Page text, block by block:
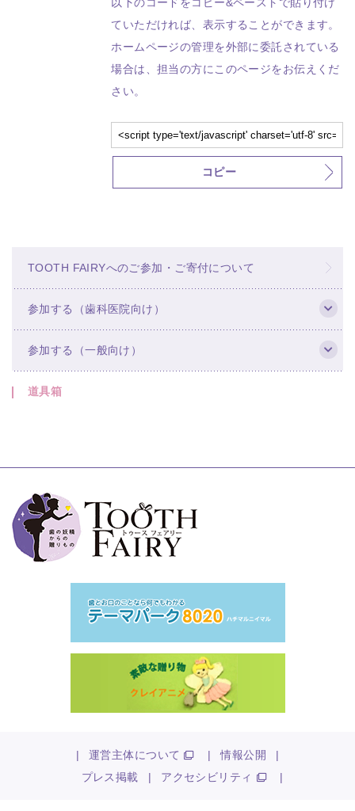
ていただければ、表示することができます。
ホームページの管理を外部に委託されている
場合は、担当の方にこのページをお伝えくだ
さい。
コピー
TOOTH FAIRYへのご参加・ご寄付について
参加する（歯科医院向け）
参加する（一般向け）
道具箱
| 運営主体について | 情報公開
|
プレス掲載
| アクセシビリティ |